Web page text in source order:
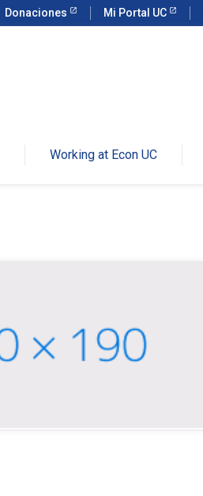
Donaciones Mi Portal UC
Working at Econ UC